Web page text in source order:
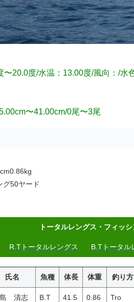
〜20.0度/水温：13.00度/風向：/水
〜41.00cm/0尾〜3尾
グ50ヤード
トータルレングス・フィッ
R.Tトータルレングス B.Tトータル
氏名 魚種 体長 体重 釣り方
清志 B.T 41.5 0.86 Tro